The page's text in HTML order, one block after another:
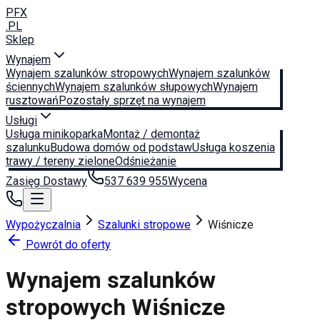
PFX
.PL
Sklep
Wynajem
Wynajem szalunków stropowychWynajem szalunków
ściennychWynajem szalunków słupowychWynajem
rusztowańPozostały sprzęt na wynajem
Usługi
Usługa minikoparkaMontaż / demontaż
szalunkuBudowa domów od podstawUsługa koszenia
trawy / tereny zieloneOdśnieżanie
Zasięg Dostawy
537 639 955Wycena
Wypożyczalnia Szalunki stropowe
Wiśnicze
Powrót do oferty
Wynajem szalunków
stropowych Wiśnicze